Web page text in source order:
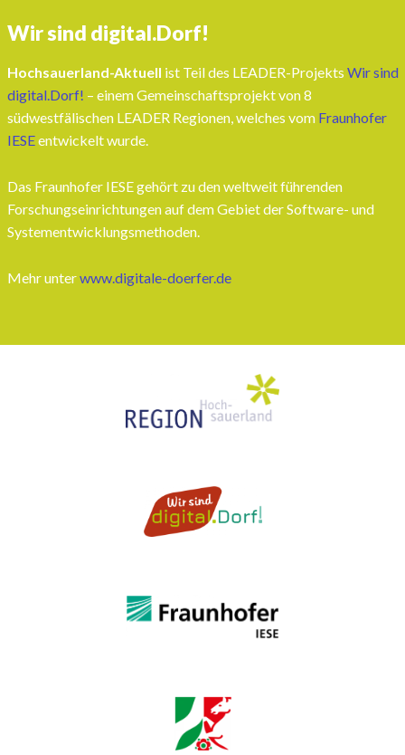
Wir sind digital.Dorf!
Hochsauerland-Aktuell ist Teil des LEADER-Projekts Wir sind
digital.Dorf! – einem Gemeinschaftsprojekt von 8
südwestfälischen LEADER Regionen, welches vom Fraunhofer
IESEentwickelt wurde.
Das Fraunhofer IESE gehört zu den weltweit führenden
Forschungseinrichtungen auf dem Gebiet der Software- und
Systementwicklungsmethoden.
Mehr unterwww.digitale-doerfer.de